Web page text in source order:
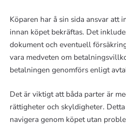
Köparen har å sin sida ansvar att
innan köpet bekräftas. Det
dokument och eventuell
vara medveten om
betalningen genomförs enligt
Det är viktigt att båda parter är
rättigheter och skyldigheter.
navigera genom köpet utan